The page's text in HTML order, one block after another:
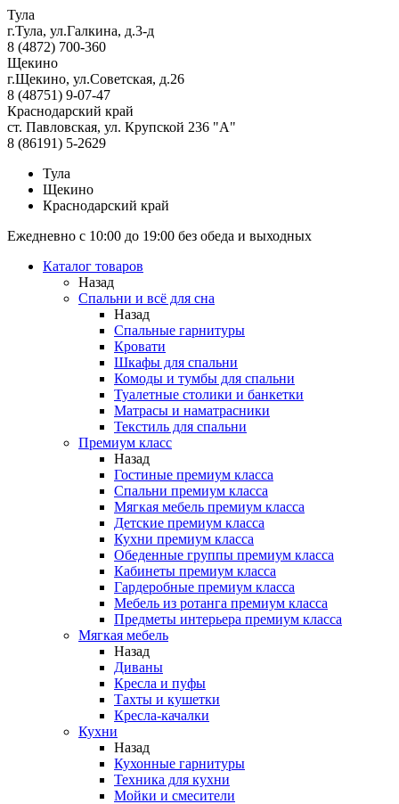
Тула
г.Тула, ул.Галкина, д.3-д
8 (4872) 700-360
Щекино
г.Щекино, ул.Советская, д.26
8 (48751) 9-07-47
Краснодарский край
ст. Павловская, ул. Крупской 236 "А"
8 (86191) 5-2629
Тула
Щекино
Краснодарский край
Ежедневно с 10:00 до 19:00 без обеда и выходных
Каталог товаров
Назад
Спальни и всё для сна
Назад
Спальные гарнитуры
Кровати
Шкафы для спальни
Комоды и тумбы для спальни
Туалетные столики и банкетки
Матрасы и наматрасники
Текстиль для спальни
Премиум класс
Назад
Гостиные премиум класса
Спальни премиум класса
Мягкая мебель премиум класса
Детские премиум класса
Кухни премиум класса
Обеденные группы премиум класса
Кабинеты премиум класса
Гардеробные премиум класса
Мебель из ротанга премиум класса
Предметы интерьера премиум класса
Мягкая мебель
Назад
Диваны
Кресла и пуфы
Тахты и кушетки
Кресла-качалки
Кухни
Назад
Кухонные гарнитуры
Техника для кухни
Мойки и смесители